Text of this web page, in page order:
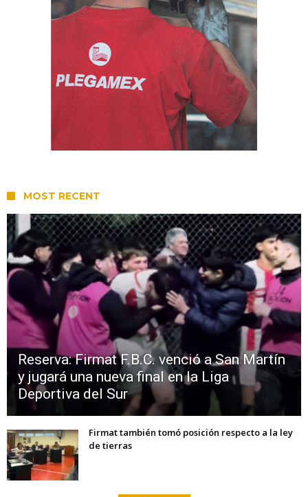
MOST RECENT
Reserva: Firmat F.B.C. venció a San Martín
y jugará una nueva final en la Liga
Deportiva del Sur
Firmat también tomó posición respecto a la ley
de tierras